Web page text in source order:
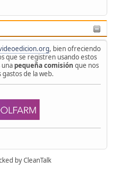
, bien ofreciendo
que se registren usando estos
pequeña comisión que nos
de la web.
by CleanTalk